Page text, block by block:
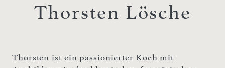
Thorsten Lösche
Thorsten ist ein passionierter Koch mit